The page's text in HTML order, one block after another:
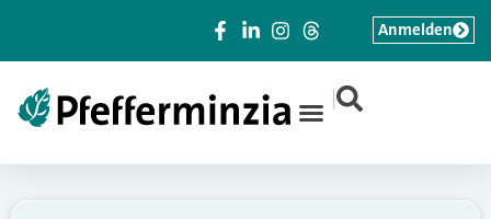
|
Anmelden